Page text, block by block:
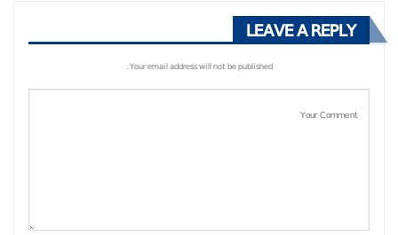
LEAVE A REPLY
Your email address will not be published.